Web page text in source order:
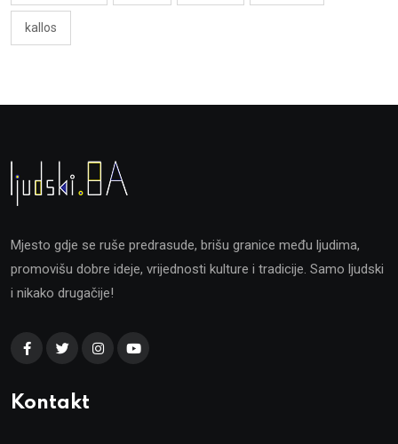
kallos
Mjesto gdje se ruše predrasude, brišu granice među ljudima,
promovišu dobre ideje, vrijednosti kulture i tradicije. Samo ljudski
i nikako drugačije!
Kontakt